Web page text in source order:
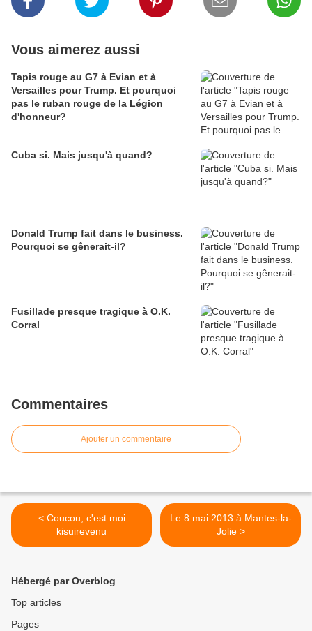
Vous aimerez aussi
Tapis rouge au G7 à Evian et à
Versailles pour Trump. Et pourquoi
pas le ruban rouge de la Légion
d'honneur?
Cuba si. Mais jusqu'à quand?
Donald Trump fait dans le business.
Pourquoi se gênerait-il?
Fusillade presque tragique à O.K.
Corral
Commentaires
Ajouter un commentaire
< Coucou, c'est moi
kisuirevenu
Le 8 mai 2013 à Mantes-la-
Jolie >
Hébergé par Overblog
Top articles
Pages